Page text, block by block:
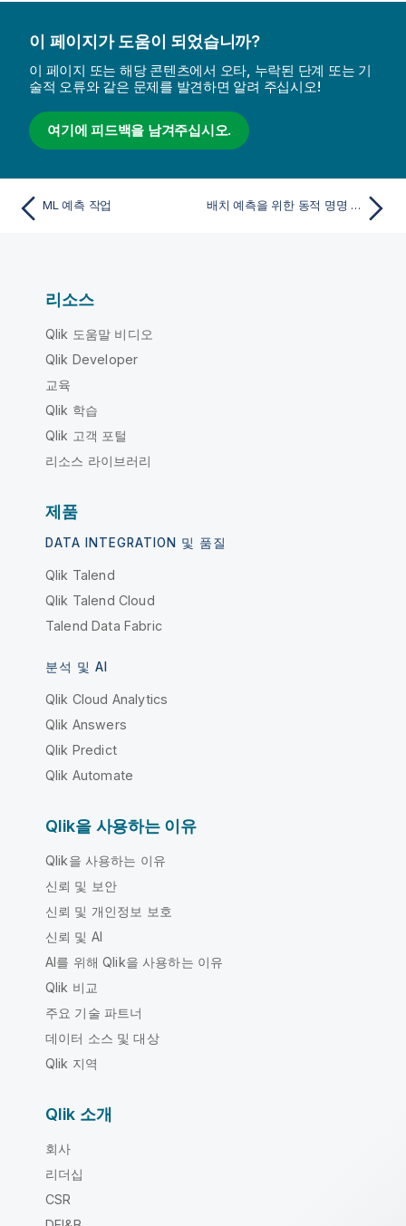
이 페이지가 도움이 되었습니까?
이 페이지 또는 해당 콘텐츠에서 오타, 누락된 단계 또는 기
술적 오류와 같은 문제를 발견하면 알려 주십시오!
여기에 피드백을 남겨주십시오.
ML 예측 작업 배치 예측을 위한 동적 명명 및 저장
리소스
Qlik 도움말 비디오
Qlik Developer
교육
Qlik 학습
Qlik 고객 포털
리소스 라이브러리
제품
DATA INTEGRATION 및 품질
Qlik Talend
Qlik Talend Cloud
Talend Data Fabric
분석 및 AI
Qlik Cloud Analytics
Qlik Answers
Qlik Predict
Qlik Automate
Qlik을 사용하는 이유
Qlik을 사용하는 이유
신뢰 및 보안
신뢰 및 개인정보 보호
신뢰 및 AI
AI를 위해 Qlik을 사용하는 이유
Qlik 비교
주요 기술 파트너
데이터 소스 및 대상
Qlik 지역
Qlik 소개
회사
리더십
CSR